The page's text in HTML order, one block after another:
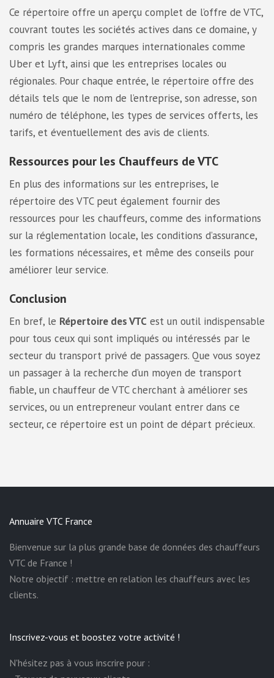
Ce répertoire offre un aperçu complet de l’offre de VTC,
couvrant toutes les sociétés actives dans ce domaine, y
compris les grandes marques internationales comme
Uber et Lyft, ainsi que les entreprises locales ou
régionales. Pour chaque entrée, le répertoire offre des
détails tels que le nom de l’entreprise, son adresse, son
numéro de téléphone, les types de services offerts, les
tarifs, et éventuellement des avis de clients.
Ressources pour les Chauffeurs de VTC
En plus des informations sur les entreprises, le
répertoire des VTC peut également fournir des
ressources pour les chauffeurs, comme des informations
sur la réglementation locale, les conditions d’assurance,
les formations nécessaires, et même des conseils pour
améliorer leur service.
Conclusion
En bref, le Répertoire des VTC est un outil indispensable
pour tous ceux qui sont impliqués ou intéressés par le
secteur du transport privé de passagers. Que vous soyez
un passager à la recherche d’un moyen de transport
fiable, un chauffeur de VTC cherchant à améliorer ses
services, ou un entrepreneur voulant entrer dans ce
secteur, ce répertoire est un point de départ précieux.
Annuaire VTC France
Bienvenue sur la plus grande base de données des chauffeurs
VTC de France !
Notre objectif : mettre en relation les chauffeurs avec les
clients.
Inscrivez-vous et boostez votre activité !
N'hésitez pas à vous inscrire pour :